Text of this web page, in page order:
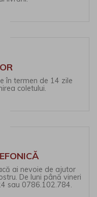
în termen de 14 zile
coletului.
ai nevoie de ajutor
De luni până vineri
sau 0786.102.784.